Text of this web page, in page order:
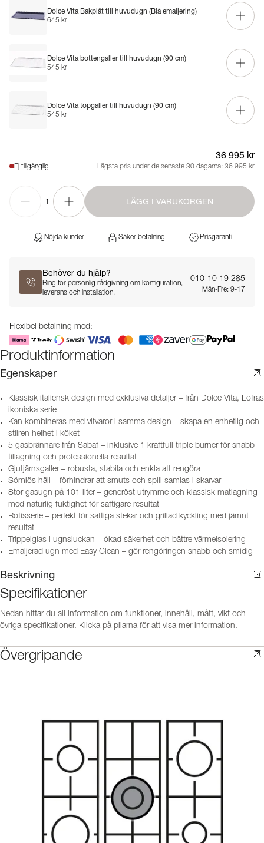
Dolce Vita Bakplåt till huvudugn (Blå emaljering)
645 kr
Dolce Vita bottengaller till huvudugn (90 cm)
545 kr
Dolce Vita topgaller till huvudugn (90 cm)
545 kr
Ej tillgänglig
36 995 kr
Lägsta pris under de senaste 30 dagarna: 36 995 kr
1 LÄGG I VARUKORGEN
Nöjda kunder Säker betalning Prisgaranti
Behöver du hjälp?
Ring för personlig rådgivning om konfiguration,
leverans och installation.
010-10 19 285
Mån-Fre: 9-17
Flexibel betalning med:
Produktinformation
Egenskaper
Klassisk italiensk design med exklusiva detaljer – från Dolce Vita, Lofras
ikoniska serie
Kan kombineras med vitvaror i samma design – skapa en enhetlig och
stilren helhet i köket
5 gasbrännare från Sabaf – inklusive 1 kraftfull triple burner för snabb
tillagning och professionella resultat
Gjutjärnsgaller – robusta, stabila och enkla att rengöra
Sömlös häll – förhindrar att smuts och spill samlas i skarvar
Stor gasugn på 101 liter – generöst utrymme och klassisk matlagning
med naturlig fuktighet för saftigare resultat
Rotisserie – perfekt för saftiga stekar och grillad kyckling med jämnt
resultat
Trippelglas i ugnsluckan – ökad säkerhet och bättre värmeisolering
Emaljerad ugn med Easy Clean – gör rengöringen snabb och smidig
Beskrivning
Specifikationer
Nedan hittar du all information om funktioner, innehåll, mått, vikt och
övriga specifikationer. Klicka på pilarna för att visa mer information.
Övergripande